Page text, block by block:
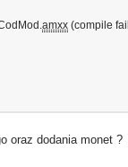
amxx (compile
oraz dodania monet